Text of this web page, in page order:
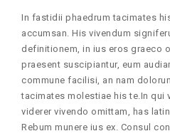
In fastidii phaedrum tacimates
accumsan. His vivendum
definitionem, in ius eros graeco
praesent suscipiantur, eum
commune facilisi, an nam
tacimates molestiae his te.In qui
viderer vivendo omittam, has
Rebum munere ius ex. Consul